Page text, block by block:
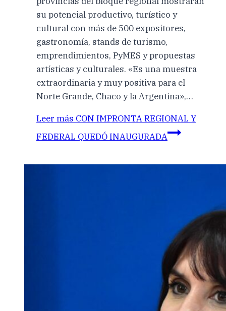
su potencial productivo, turístico y
cultural con más de 500 expositores,
gastronomía, stands de turismo,
emprendimientos, PyMES y propuestas
artísticas y culturales. «Es una muestra
extraordinaria y muy positiva para el
Norte Grande, Chaco y la Argentina»,…
Leer más CON IMPRONTA REGIONAL Y
FEDERAL QUEDÓ INAUGURADA